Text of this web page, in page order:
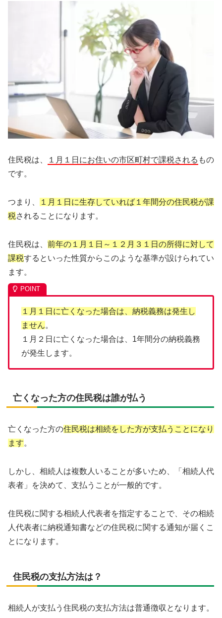
住民税は、 １月１日にお住いの市区町村で課税される もの
です。
つまり、
１月１日に生存していれば１年間分の住民税が課
税されることになります。
住民税は、 前年の１月１日～１２月３１日の所得に対して
課税するといった性質からこのような基準が設けられてい
ます。
１月１日に亡くなった場合は、納税義務は発生し
ません。
１月２日に亡くなった場合は、1年間分の納税義務
が発生します。
亡くなった方の住民税は誰が払う
亡くなった方の住民税は相続をした方が支払うことになり
ます。
しかし、相続人は複数人いることが多いため、「相続人代
表者」を決めて、支払うことが一般的です。
住民税に関する相続人代表者を指定することで、その相続
人代表者に納税通知書などの住民税に関する通知が届くこ
とになります。
住民税の支払方法は？
相続人が支払う住民税の支払方法は普通徴収となります。